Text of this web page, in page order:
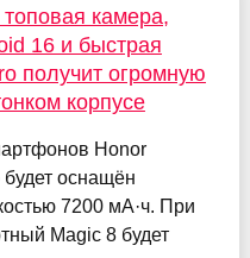
камера,
16 и быстрая
получит огромную
корпусе
Honor
оснащён
7200 мА·ч. При
Magic 8 будет